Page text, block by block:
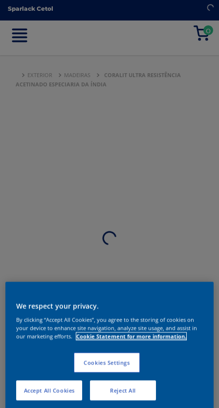
Sparlack Cetol
0
Sparlack Cetol
0
EXTERIOR MADEIRAS
CORALIT ULTRA RESISTÊNCIA
ACETINADO ESPECIARIA DA ÍNDIA
We respect your privacy.
By clicking “Accept All Cookies”, you agree to the storing of cookies on
your device to enhance site navigation, analyze site usage, and assist in
our marketing efforts.
Cookie Statement for more information.
Cookies Settings
Reject All
Accept All Cookies